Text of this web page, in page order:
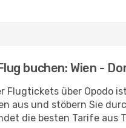
buchen: Wien -
Flugtickets über Opodo
aus und stöbern Sie
die besten Tarife aus